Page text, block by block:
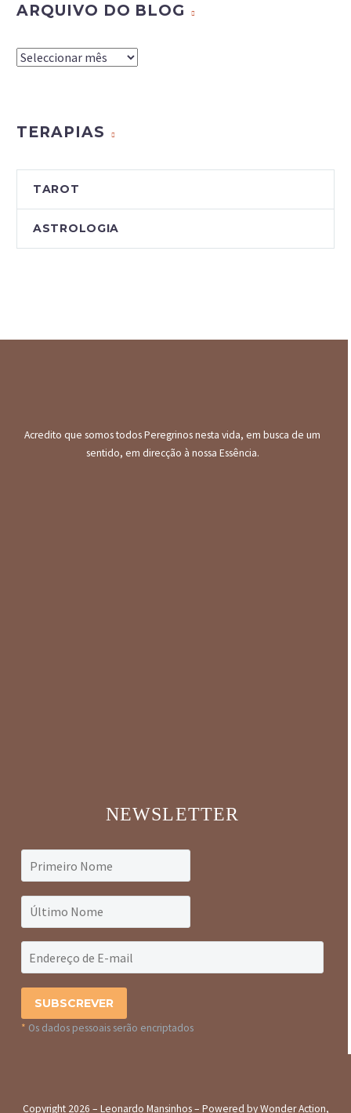
ARQUIVO DO BLOG
Arquivo
TERAPIAS
TAROT
ASTROLOGIA
Acredito que somos todos Peregrinos nesta vida, em busca de um
sentido, em direcção à nossa Essência.
NEWSLETTER
* Os dados pessoais serão encriptados
Copyright 2026 – Leonardo Mansinhos – Powered by Wonder Action,